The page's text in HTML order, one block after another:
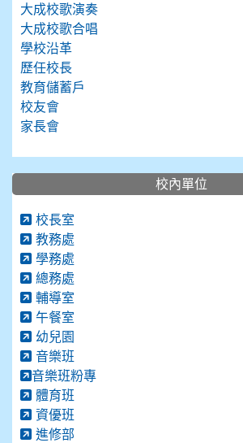
大成校歌演奏
大成校歌合唱
學校沿革
歷任校長
教育儲蓄戶
校友會
家長會
校內單位
校長室
教務處
學務處
總務處
輔導室
午餐室
幼兒園
音樂班
音樂班粉專
體育班
資優班
進修部